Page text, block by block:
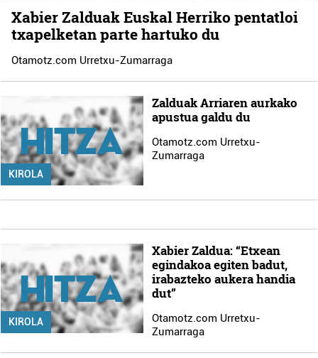
Xabier Zalduak Euskal Herriko pentatloi
txapelketan parte hartuko du
Otamotz.com Urretxu-Zumarraga
KIROLA
Zalduak Arriaren aurkako
apustua galdu du
Otamotz.com Urretxu-
Zumarraga
KIROLA
Xabier Zaldua: “Etxean
egindakoa egiten badut,
irabazteko aukera handia
dut”
Otamotz.com Urretxu-
Zumarraga